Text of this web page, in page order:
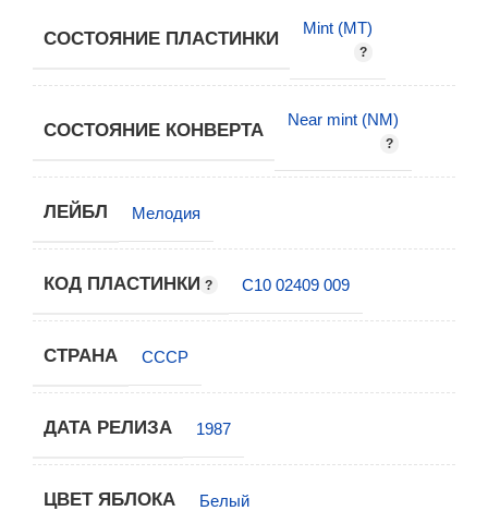
СОСТОЯНИЕ ПЛАСТИНКИ
Mint (MT)
СОСТОЯНИЕ КОНВЕРТА
Near mint (NM)
ЛЕЙБЛ Мелодия
КОД ПЛАСТИНКИ С10 02409 009
СТРАНА СССР
ДАТА РЕЛИЗА 1987
ЦВЕТ ЯБЛОКА Белый